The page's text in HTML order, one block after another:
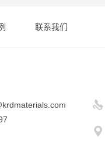
联系我们